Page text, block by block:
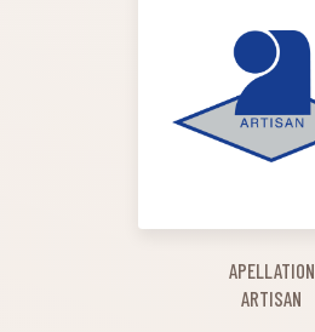
APELLATION
ARTISAN